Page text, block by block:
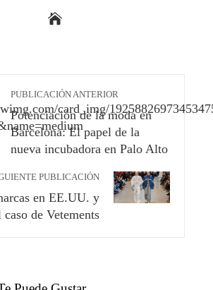
PUBLICACIÓN ANTERIOR
Potenciación de la moda en
Barcelona: El papel de la
nueva incubadora en Palo Alto
PUBLICACIÓN
en EE.UU. y
caso de Vetements